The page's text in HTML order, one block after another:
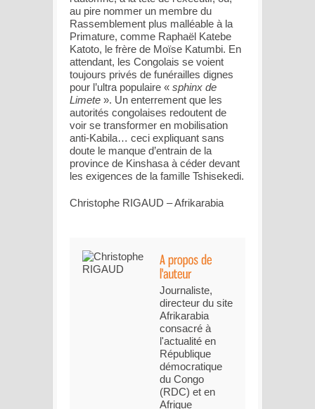
au pire nommer un membre du
Rassemblement plus malléable à la
Primature, comme Raphaël Katebe
Katoto, le frère de Moïse Katumbi. En
attendant, les Congolais se voient
toujours privés de funérailles dignes
pour l’ultra populaire « sphinx de
Limete ». Un enterrement que les
autorités congolaises redoutent de
voir se transformer en mobilisation
anti-Kabila… ceci expliquant sans
doute le manque d’entrain de la
province de Kinshasa à céder devant
les exigences de la famille Tshisekedi.
Christophe RIGAUD – Afrikarabia
Journaliste,
directeur du site
Afrikarabia
consacré à
l'actualité en
République
démocratique
du Congo
(RDC) et en
Afrique